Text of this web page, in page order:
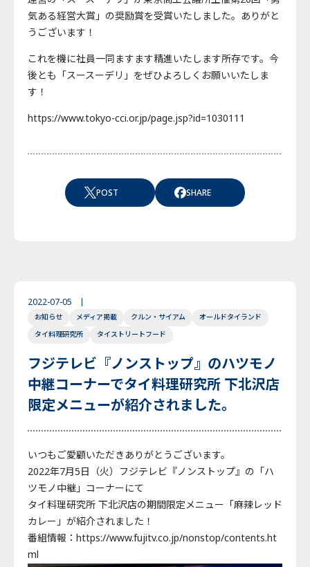
気ある経営大賞」の奨励賞を受賞いたしました。ありがと
うございます！
これを機に社員一同ますます精進いたします所存です。今
後とも「スースーデリ」をぜひよろしくお願いいたしま
す！
https://www.tokyo-cci.or.jp/page.jsp?id=1030111
POST SHARE
2022-07-05
お知らせ メディア掲載 クルン・サイアム
オールドタイランド
タイ料理研究所
タイストリートフード
フジテレビ『ノンストップ』のハツモノ
中継コーナーでタイ料理研究所 下北沢店
限定メニューが紹介されました。
いつもご愛顧いただきありがとうございます。
2022年7月5日（火）フジテレビ『ノンストップ』の「ハ
ツモノ中継」コーナーにて
タイ料理研究所 下北沢店の期間限定メニュー「麻辣レッド
カレー」が紹介されました！
番組情報：https://www.fujitv.co.jp/nonstop/contents.ht
ml